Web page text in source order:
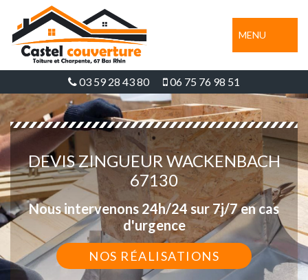
MENU
03 59 28 43 80 06 75 76 98 51
DEVIS ZINGUEUR WACKENBACH
67130
Nous intervenons 24h/24 sur 7j/7 en cas
d'urgence
NOS RÉALISATIONS